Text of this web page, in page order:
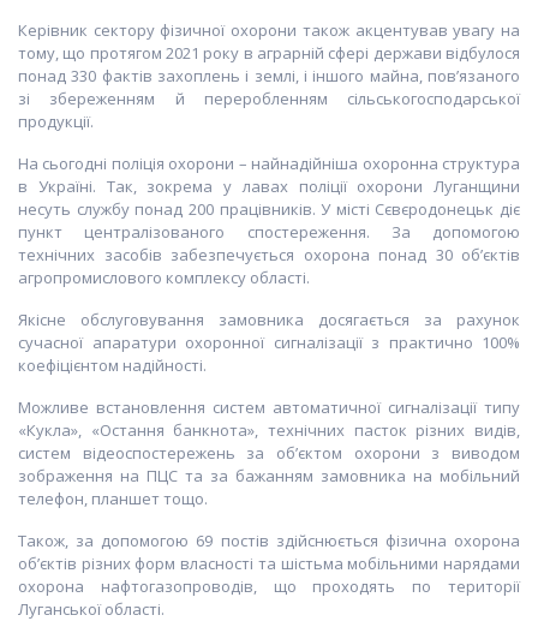
Керівник сектору фізичної охорони також акцентував увагу на
тому, що протягом 2021 року в аграрній сфері держави відбулося
понад 330 фактів захоплень і землі, і іншого майна, пов’язаного
зі збереженням й переробленням сільськогосподарської
продукції.
На сьогодні поліція охорони – найнадійніша охоронна структура
в Україні. Так, зокрема у лавах поліції охорони Луганщини
несуть службу понад 200 працівників. У місті Сєвєродонецьк діє
пункт централізованого спостереження. За допомогою
технічних засобів забезпечується охорона понад 30 об’єктів
агропромислового комплексу області.
Якісне обслуговування замовника досягається за рахунок
сучасної апаратури охоронної сигналізації з практично 100%
коефіцієнтом надійності.
Можливе встановлення систем автоматичної сигналізації типу
«Кукла», «Остання банкнота», технічних пасток різних видів,
систем відеоспостережень за об’єктом охорони з виводом
зображення на ПЦС та за бажанням замовника на мобільний
телефон, планшет тощо.
Також, за допомогою 69 постів здійснюється фізична охорона
об’єктів різних форм власності та шістьма мобільними нарядами
охорона нафтогазопроводів, що проходять по території
Луганської області.